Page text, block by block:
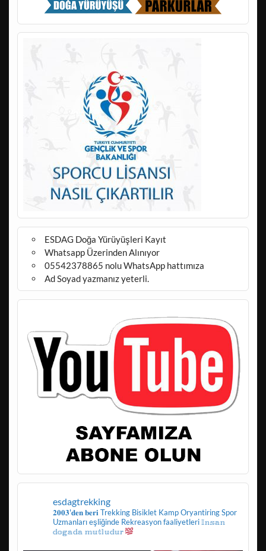
ESDAG Doğa Yürüyüşleri Kayıt
Whatsapp Üzerinden Alınıyor
05542378865 nolu WhatsApp hattımıza
Ad Soyad yazmanız yeterli.
esdagtrekking
𝟐𝟎𝟎𝟑'𝐝𝐞𝐧 𝐛𝐞𝐫𝐢 TrekkingBisikletKampOryantiringSpor
Uzmanları eşliğinde Rekreasyon faaliyetleri𝕀𝕟𝕤𝕒𝕟
𝕕𝕠𝕘𝕒𝕕𝕒 𝕞𝕦𝕥𝕝𝕦𝕕𝕦𝕣